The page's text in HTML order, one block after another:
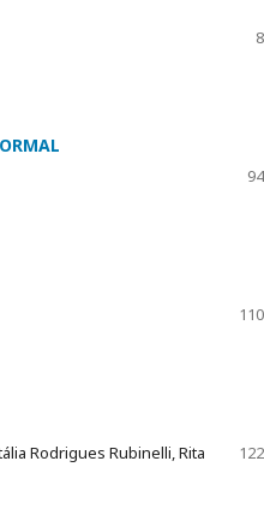
Rodrigues Rubinelli, Rita